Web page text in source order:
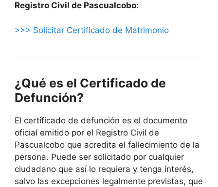
Registro Civil de Pascualcobo:
>>> Solicitar Certificado de Matrimonio
¿Qué es el Certificado de
Defunción?
El certificado de defunción es el documento
oficial emitido por el Registro Civil de
Pascualcobo que acredita el fallecimiento de la
persona. Puede ser solicitado por cualquier
ciudadano que así lo requiera y tenga interés,
salvo las excepciones legalmente previstas, que